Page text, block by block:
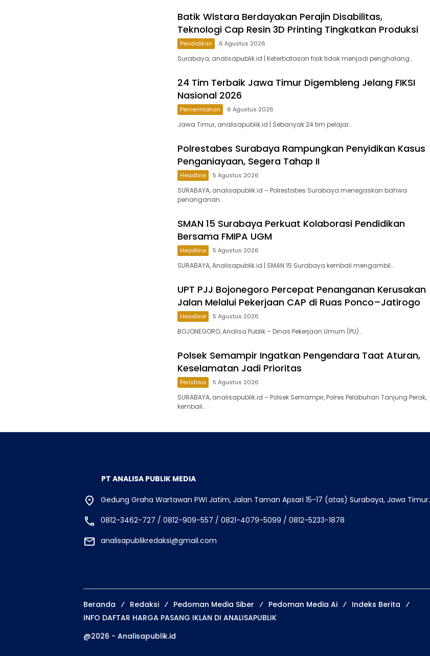
Batik Wistara Berdayakan Perajin Disabilitas,
Teknologi Cap Resin 3D Printing Tingkatkan Produksi
Pendidikan 6 Agustus 2026
Surabaya, analisapublik.id | Keterbatasan fisik tidak menjadi penghalang…
24 Tim Terbaik Jawa Timur Digembleng Jelang FIKSI
Nasional 2026
Pemerintahan 6 Agustus 2026
Jawa Timur, analisapublik.id | Sebanyak 24 tim pelajar…
Polrestabes Surabaya Rampungkan Penyidikan Kasus
Penganiayaan, Segera Tahap II
Headline 5 Agustus 2026
SURABAYA, analisapublik.id – Polrestabes Surabaya menegaskan bahwa
penanganan…
SMAN 15 Surabaya Perkuat Kolaborasi Pendidikan
Bersama FMIPA UGM
Headline 5 Agustus 2026
SURABAYA, Analisapublik.id | SMAN 15 Surabaya kembali mengambil…
UPT PJJ Bojonegoro Percepat Penanganan Kerusakan
Jalan Melalui Pekerjaan CAP di Ruas Ponco–Jatirogo
Headline 5 Agustus 2026
BOJONEGORO, Analisa Publik – Dinas Pekerjaan Umum (PU)…
Polsek Semampir Ingatkan Pengendara Taat Aturan,
Keselamatan Jadi Prioritas
Peristiwa 5 Agustus 2026
SURABAYA, analisapublik.id – Polsek Semampir, Polres Pelabuhan Tanjung Perak,
kembali…
PT ANALISA PUBLIK MEDIA
Gedung Graha Wartawan PWI Jatim, Jalan Taman Apsari 15-17 (atas) Surabaya, Jawa Timur.
0812-3462-727 / 0812-909-557 / 0821-4079-5099 / 0812-5233-1878
analisapublikredaksi@gmail.com
Beranda Redaksi Pedoman Media Siber Pedoman Media Ai
Indeks Berita
INFO DAFTAR HARGA PASANG IKLAN DI ANALISAPUBLIK
@2026 - Analisapublik.id